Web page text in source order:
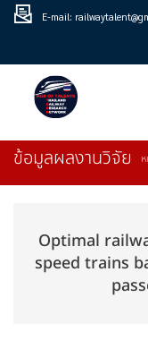
E-mail:
ข้อมูลผลงานวิจัย
Optimal
speed trains